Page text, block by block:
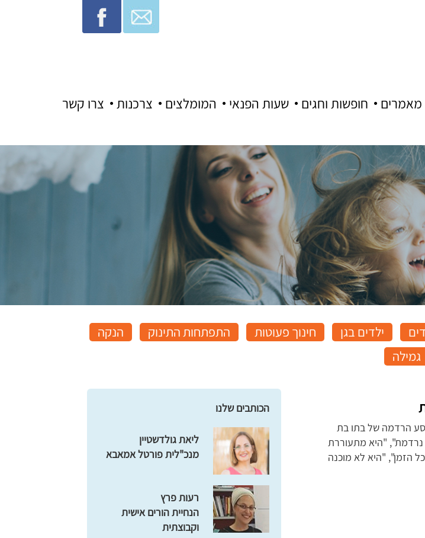
צרו קשר צרכנות המומלצים שעות הפנאי חופשות וחגים מאמרים
ילדים בגן חינוך פעוטות התפתחות התינוק
הנקה
גמילה
הרדמה של בתו בת
נרדמת", "היא מתעוררת
הזמן", "היא לא מוכנה
הכותבים שלנו
ליאת גולדשטיין
מנכ"לית פורטל אמאבא
רעות פרץ
הנחיית הורים אישית
וקבוצתית